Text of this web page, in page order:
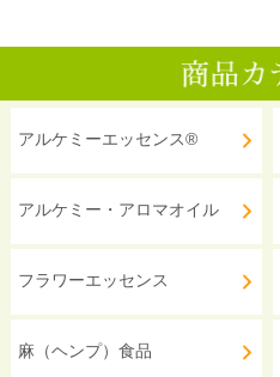
アルケミーエッセンス®
アルケミー・アロマオイル
フラワーエッセンス
麻（ヘンプ）食品